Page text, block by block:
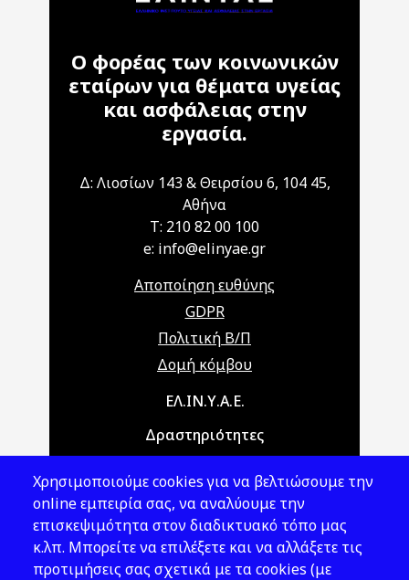
Ο φορέας των κοινωνικών
εταίρων για θέματα υγείας
και ασφάλειας στην
εργασία.
Δ: Λιοσίων 143 & Θειρσίου 6, 104 45,
Αθήνα
T: 210 82 00 100
e: info@elinyae.gr
Αποποίηση ευθύνης
GDPR
Πολιτική Β/Π
Δομή κόμβου
Main navigationΕΛ.ΙΝ.Υ.Α.Ε.
Δραστηριότητες
Νομοθεσία
Εκδόσεις
Νέα - Εκδηλώσεις
Χρησιμοποιούμε cookies για να βελτιώσουμε την
online εμπειρία σας, να αναλύουμε την
επισκεψιμότητα στον διαδικτυακό τόπο μας
κ.λπ. Μπορείτε να επιλέξετε και να αλλάξετε τις
προτιμήσεις σας σχετικά με τα cookies (με